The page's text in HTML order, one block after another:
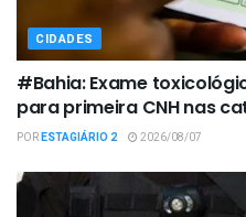
CIDADES
#Bahia: Exame
para primeira CNH nas
PORESTAGIÁRIO 2 2026/08/07